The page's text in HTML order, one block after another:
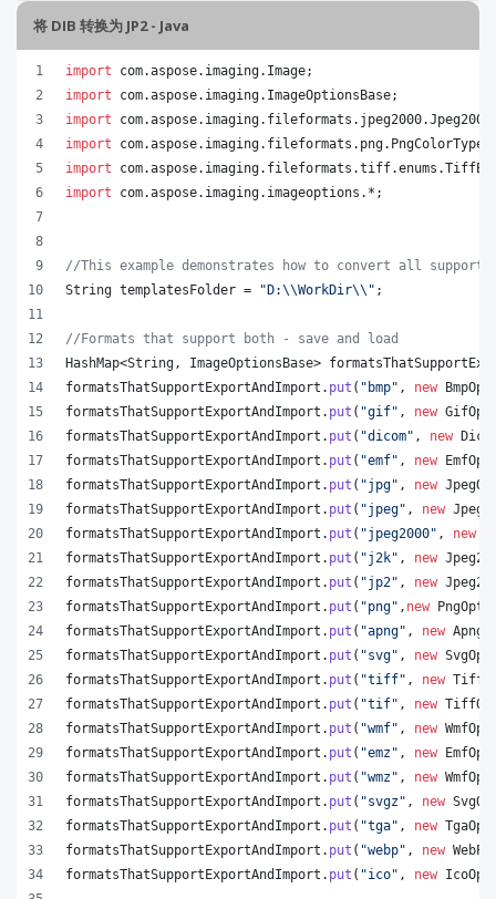
将 DIB 转换为 JP2 - Java
import com.aspose. imaging. Image;
import
com.aspose. imaging. ImageOptionsBase;
import
com.aspose. imaging. fileformats . jpeg2000.
import
com.aspose. imaging. fileformats . png. PngColorType
import
com.aspose. imaging. fileformats .tiff.enums .
import
com.aspose. imaging. imageoptions .*;
//This example demonstrates how to convert all
String templatesFolder = "D:\\WorkDir\\ " ;
//Formats that support both - save and load
HashMap<String , ImageOptionsBase>
formatsThatSupportExportAndImport . put ( "bmp" , new
formatsThatSupportExportAndImport . put ( "gif" , new
formatsThatSupportExportAndImport . put ( "dicom" , new
formatsThatSupportExportAndImport . put ( "emf" , new
formatsThatSupportExportAndImport . put ( "jpg" , new
formatsThatSupportExportAndImport . put ( "jpeg" , new
formatsThatSupportExportAndImport . put ( "jpeg2000" , new
formatsThatSupportExportAndImport . put ( "j2k" , new
formatsThatSupportExportAndImport . put ( "jp2" , new
formatsThatSupportExportAndImport . put ( "png" , new
formatsThatSupportExportAndImport . put ( "apng" , new
formatsThatSupportExportAndImport . put ( "svg" , new
formatsThatSupportExportAndImport . put ( "tiff" , new
formatsThatSupportExportAndImport . put ( "tif" , new
formatsThatSupportExportAndImport . put ( "wmf" , new
formatsThatSupportExportAndImport . put ( "emz" , new
formatsThatSupportExportAndImport . put ( "wmz" , new
formatsThatSupportExportAndImport . put ( "svgz" , new
formatsThatSupportExportAndImport . put ( "tga" , new
formatsThatSupportExportAndImport . put ( "webp" , new
formatsThatSupportExportAndImport . put ( "ico" , new